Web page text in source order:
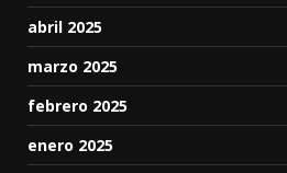
abril 2025
marzo 2025
febrero 2025
enero 2025